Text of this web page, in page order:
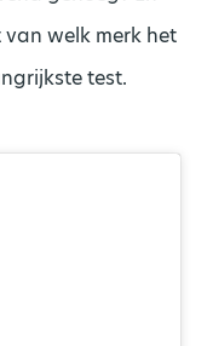
welk merk het
test.